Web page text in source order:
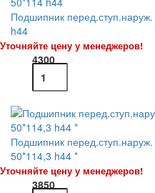
Подшипник
h44
Уточняйте цену у менеджеров!
4300
Подшипник
50*114,3 h44 *
Уточняйте цену у менеджеров!
3850